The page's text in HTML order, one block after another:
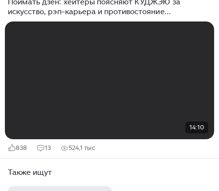
искусство, рэп-карьера и противостояние
нейросетям
14:10
838 13 524,1 тыс
Также ищут